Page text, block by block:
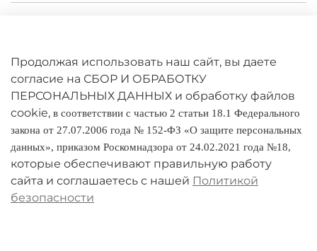
Политика конфиденциальности
Оплата и доставка
Условия обмена и возврата
Реквизиты
О компании
Продолжая использовать наш сайт, вы даете
согласие на СБОР И ОБРАБОТКУ
ПЕРСОНАЛЬНЫХ ДАННЫХ и обработку файлов
cookie, в соответствии с частью 2 статьи 18.1 Федерального
закона от 27.07.2006 года № 152-ФЗ «О защите персональных
данных», приказом Роскомнадзора от 24.02.2021 года №18,
которые обеспечивают правильную работу
сайта и соглашаетесь с нашей Политикой
безопасности